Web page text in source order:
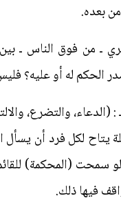
بعده.
ـ من فوق الناس ـ
الحكم له أو عليه؟
والتضرع،
يتاح لكل فرد أن
سمحت (المحكمة)
فيها ذلك.